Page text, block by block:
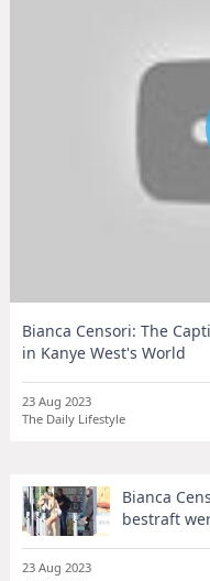
Bianca Censori: The
in Kanye West's World
23 Aug 2023
The Daily Lifestyle
Bianca
bestraft
23 Aug 2023